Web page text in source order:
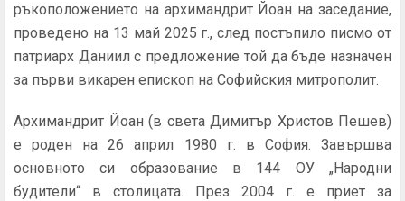
ръкоположението на архимандрит Йоан на заседание,
проведено на 13 май 2025 г., след постъпило писмо от
патриарх Даниил с предложение той да бъде назначен
за първи викарен епископ на Софийския митрополит.
Архимандрит Йоан (в света Димитър Христов Пешев)
е роден на 26 април 1980 г. в София. Завършва
основното си образование в 144 ОУ „Народни
будители“ в столицата. През 2004 г. е приет за